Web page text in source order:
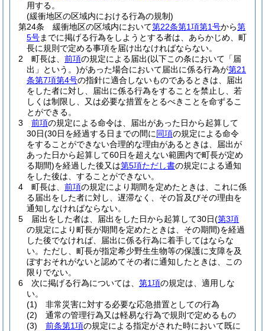
用する。
(緩衝地区の区域内における行為の規制)
第24条
緩衝地区の区域内において第22条第1項第1号から第
5号までに掲げる行為をしようとする者は、あらかじめ、町
長に規則で定める事項を届け出なければならない。
2
町長は、 前項の規定による届出(以下この条において「届
出」という。)があった場合において届出に係る行為が第21
条第7項第4号の指針に適合しないものであるときは、届出
をした者に対し、届出に係る行為をすることを禁止し、若
しくは制限し、又は必要な措置をとるべきことを命ずるこ
とができる。
3
前項の規定による命令は、届出があった日から起算して
30日(30日を経過する日までの間に同項の規定による命令
をすることができない合理的な理由があるときは、届出が
あった日から起算して60日を超えない範囲内で町長が定め
る期間)を経過した後又は第5項ただし書の規定による通知
をした後は、することができない。
4
町長は、 前項の規定により期間を定めたときは、これに係
る届出をした者に対し、遅滞なく、その旨及びその理由を
通知しなければならない。
5
届出をした者は、届出をした日から起算して30日(第3項
の規定により町長が期間を定めたときは、その期間)を経過
した後でなければ、届出に係る行為に着手してはならな
い。 ただし、町長が指定希少野生生物等の保護に支障を及
ぼすおそれがないと認めてその者に通知したときは、この
限りでない。
6
次に掲げる行為については、 第1項の規定は、適用しな
い。
(1)
非常災害に対する必要な応急措置としての行為
(2)
通常の管理行為又は軽易な行為で規則で定めるもの
(3)
前条第1項の規定による指定がされた時において既に